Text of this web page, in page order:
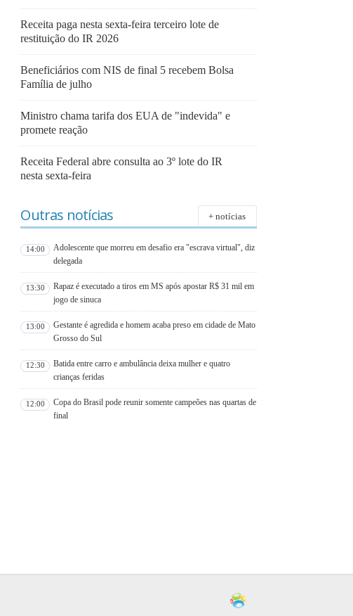
Receita paga nesta sexta-feira terceiro lote de
restituição do IR 2026
Beneficiários com NIS de final 5 recebem Bolsa
Família de julho
Ministro chama tarifa dos EUA de "indevida" e
promete reação
Receita Federal abre consulta ao 3º lote do IR
nesta sexta-feira
Outras notícias + notícias
14:00
Adolescente que morreu em desafio era "escrava virtual", diz
delegada
13:30
Rapaz é executado a tiros em MS após apostar R$ 31 mil em
jogo de sinuca
13:00
Gestante é agredida e homem acaba preso em cidade de Mato
Grosso do Sul
12:30
Batida entre carro e ambulância deixa mulher e quatro
crianças feridas
12:00
Copa do Brasil pode reunir somente campeões nas quartas de
final